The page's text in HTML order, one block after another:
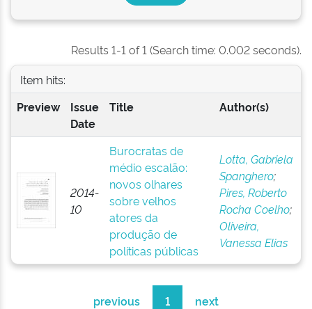
Results 1-1 of 1 (Search time: 0.002 seconds).
Item hits:
Preview
Issue
Date
Title Author(s)
2014-
10
Burocratas de
médio escalão:
novos olhares
sobre velhos
atores da
produção de
políticas públicas
Lotta, Gabriela
Spanghero;
Pires, Roberto
Rocha Coelho;
Oliveira,
Vanessa Elias
previous 1 next